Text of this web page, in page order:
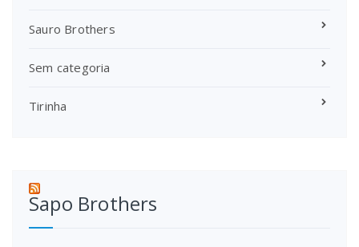
Sauro Brothers
Sem categoria
Tirinha
Sapo Brothers